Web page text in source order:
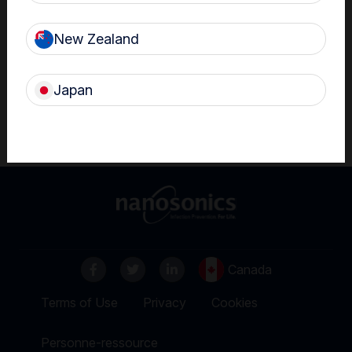
Résultats
Alomere Health offre des soins cliniques à un grand nombre
de patients et le dispositif trophon2 l’a aidé à simplifier son flux
de travail en donnant naissance à un processus multisite
Canada
Terms of Use Privacy Cookies
Personne-ressource
New Zealand
Japan